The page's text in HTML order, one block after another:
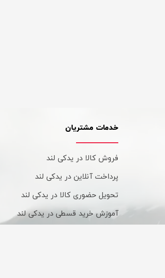
خدمات مشتریان
فروش کالا در یدکی لند
پرداخت آنلاین در یدکی لند
تحویل حضوری کالا در یدکی لند
آموزش خرید قسطی در یدکی لند